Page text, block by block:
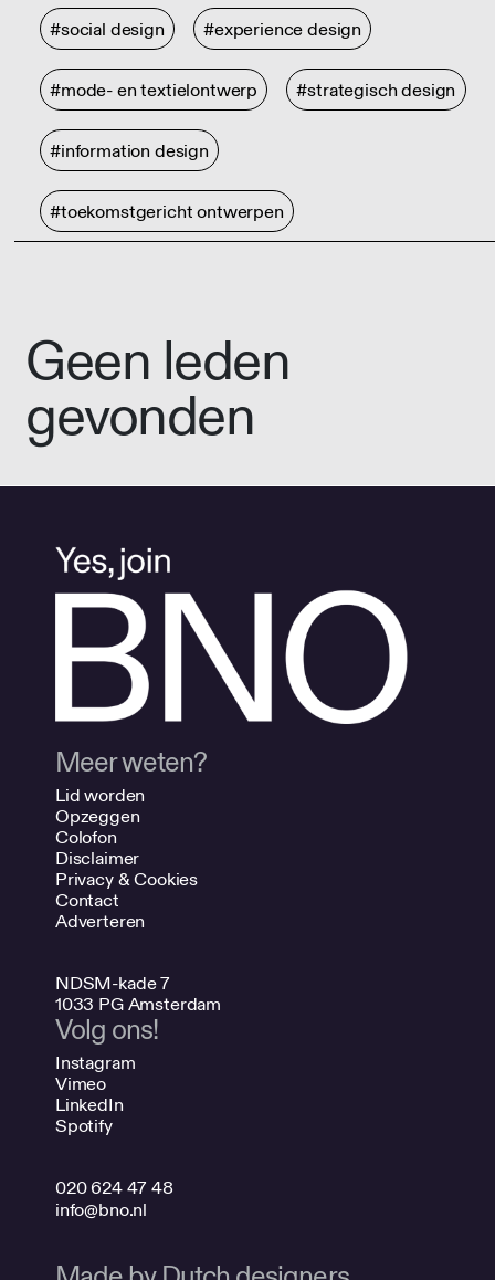
#social design #experience design
#mode- en textielontwerp #strategisch design
#information design
#toekomstgericht ontwerpen
Geen leden
gevonden
Meer weten?
Lid worden
Opzeggen
Colofon
Disclaimer
Privacy & Cookies
Contact
Adverteren
NDSM-kade 7
1033 PG Amsterdam
Volg ons!
Instagram
Vimeo
LinkedIn
Spotify
020 624 47 48
info@bno.nl